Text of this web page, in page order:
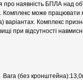
про наявність БПЛА над
може працювати
варіантах. Комплекс
при відсутності
Вага (без